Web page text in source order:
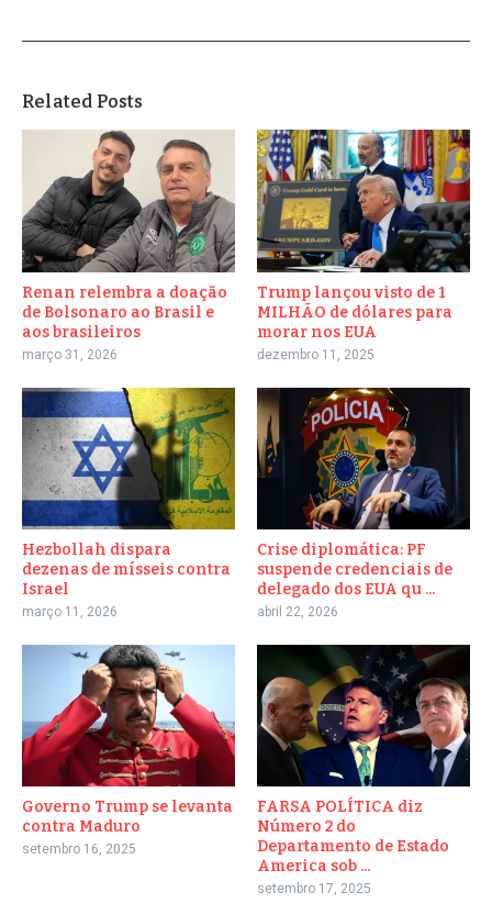
Related Posts
Renan relembra a doação
de Bolsonaro ao Brasil e
aos brasileiros
março 31, 2026
Trump lançou visto de 1
MILHÃO de dólares para
morar nos EUA
dezembro 11, 2025
Hezbollah dispara
dezenas de mísseis contra
Israel
março 11, 2026
Crise diplomática: PF
suspende credenciais de
delegado dos EUA qu ...
abril 22, 2026
Governo Trump se levanta
contra Maduro
setembro 16, 2025
FARSA POLÍTICA diz
Número 2 do
Departamento de Estado
America sob ...
setembro 17, 2025